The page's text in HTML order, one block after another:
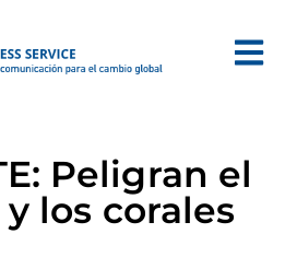
Peligran el
los corales